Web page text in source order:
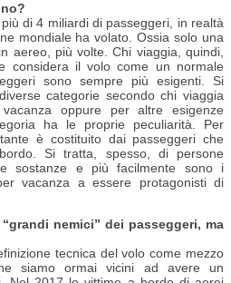
di 4 miliardi di passeggeri, in realtà
mondiale ha volato. Ossia solo una
aereo, più volte. Chi viaggia, quindi,
considera il volo come un normale
sono sempre più esigenti. Si
categorie secondo chi viaggia
oppure per altre esigenze
ha le proprie peculiarità. Per
è costituito dai passeggeri che
Si tratta, spesso, di persone
sostanze e più facilmente sono i
vacanza a essere protagonisti di
nemici” dei passeggeri, ma
tecnica del volo come mezzo
siamo ormai vicini ad avere un